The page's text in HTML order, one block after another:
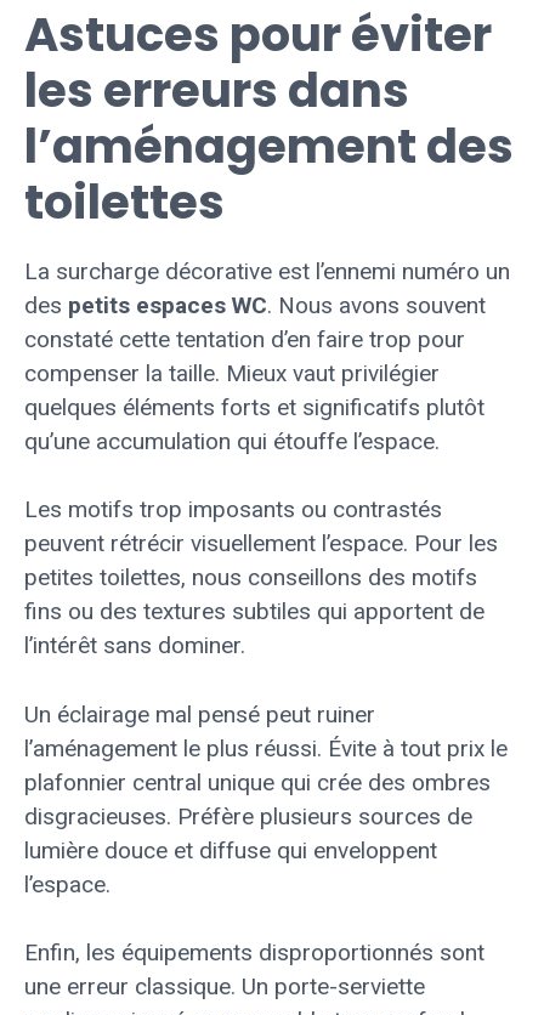
Astuces pour éviter
les erreurs dans
l’aménagement des
toilettes
La surcharge décorative est l’ennemi numéro un
des petits espaces WC. Nous avons souvent
constaté cette tentation d’en faire trop pour
compenser la taille. Mieux vaut privilégier
quelques éléments forts et significatifs plutôt
qu’une accumulation qui étouffe l’espace.
Les motifs trop imposants ou contrastés
peuvent rétrécir visuellement l’espace. Pour les
petites toilettes, nous conseillons des motifs
fins ou des textures subtiles qui apportent de
l’intérêt sans dominer.
Un éclairage mal pensé peut ruiner
l’aménagement le plus réussi. Évite à tout prix le
plafonnier central unique qui crée des ombres
disgracieuses. Préfère plusieurs sources de
lumière douce et diffuse qui enveloppent
l’espace.
Enfin, les équipements disproportionnés sont
une erreur classique. Un porte-serviette